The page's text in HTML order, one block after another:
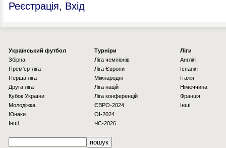
Реєстрація, Вхід
Українcький футбол
Збірна
Прем'єр-ліга
Перша ліга
Друга ліга
Кубок України
Молодіжка
Юнаки
Інші
Турніри
Ліга чемпіонів
Ліга Європи
Міжнародні
Ліга націй
Ліга конференцій
ЄВРО-2024
OI-2024
ЧС-2026
Ліги
Англія
Іспанія
Італія
Німеччина
Франція
Інші